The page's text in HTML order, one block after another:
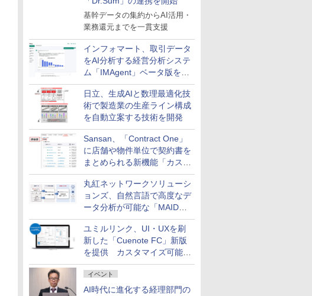
基幹データの集約からAI活用・
業務還元までを一貫支援
インフォマート、取引データ
をAI分析する経営分析システ
ム「IMAgent」ベータ版を提
供
日立、生成AIと数理最適化技
術で製造業の生産ライン構成
を自動立案する技術を開発
Sansan、「Contract One」
に店舗や物件単位で契約書を
まとめられる新機能「カスタ
ム契約ツリー」を追加
丸紅ネットワークソリューシ
ョンズ、自然言語で高度なデ
ータ分析が可能な「MAIDOA
AI ASSIST」を9月より提供
ユミルリンク、UI・UXを刷
新した「Cuenote FC」新版
を提供 カスタマイズ可能な
ダッシュボード画面を搭載
イベント
AI時代に進化する経理部門の